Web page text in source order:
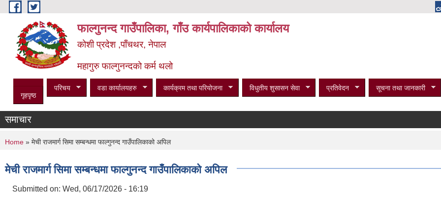
Skip to main content
फाल्गुनन्द गाउँपालिका, गाँउ कार्यपालिकाको कार्यालय
कोशी प्रदेश ,पाँचथर, नेपाल
महागुरु फाल्गुनन्दको कर्म थलो
गृहपृष्ठ
परिचय वडा कार्यालयहरु कार्यक्रम तथा परियोजना विधुतीय शुसासन सेवा प्रतिवेदन सूचना तथा जानकारी
समाचार
You are here
Home » मेची राजमार्ग सिमा सम्बन्धमा फाल्गुनन्द गाउँपालिकाको अपिल
मेची राजमार्ग सिमा सम्बन्धमा फाल्गुनन्द गाउँपालिकाको अपिल
Submitted on: Wed, 06/17/2026 - 16:19